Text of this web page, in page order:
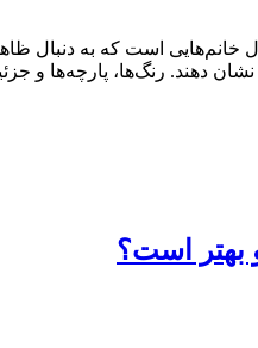
است که به دنبال
دهند. رنگ‌ها، پارچه‌ها و
بهتر است؟